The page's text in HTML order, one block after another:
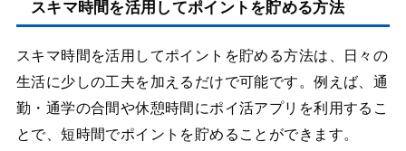
スキマ時間を活用してポイントを貯める方法
スキマ時間を活用してポイントを貯める方法は、日々の
生活に少しの工夫を加えるだけで可能です。例えば、通
勤・通学の合間や休憩時間にポイ活アプリを利用するこ
とで、短時間でポイントを貯めることができます。